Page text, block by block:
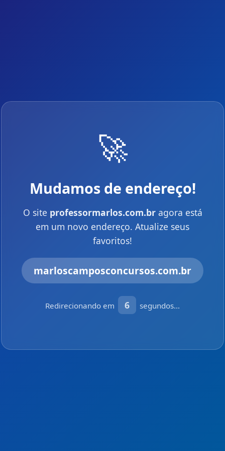
🚀
Mudamos de endereço!
O site professormarlos.com.bragora está
em um novo endereço. Atualize seus
favoritos!
marloscamposconcursos.com.br
Redirecionando em 6 segundos...